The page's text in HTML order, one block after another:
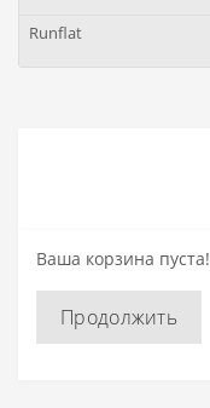
Runflat
Ваша корзина пуста!
Продолжить